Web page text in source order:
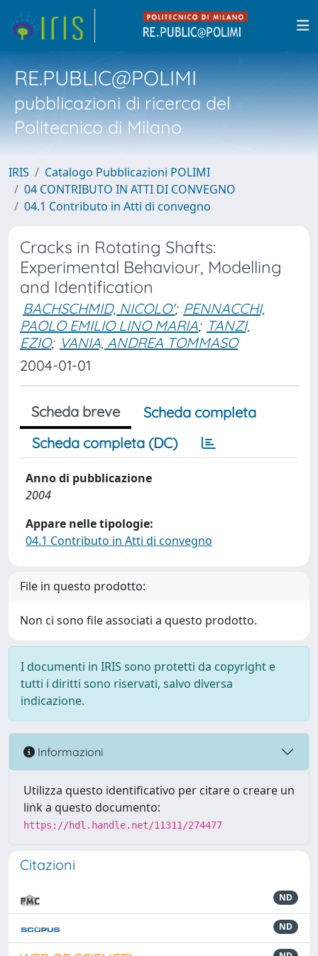
RE.PUBLIC@POLIMI
pubblicazioni di ricerca del
Politecnico di Milano
IRIS
Catalogo Pubblicazioni POLIMI
04 CONTRIBUTO IN ATTI DI CONVEGNO
04.1 Contributo in Atti di convegno
Cracks in Rotating Shafts:
Experimental Behaviour, Modelling
and Identification
BACHSCHMID, NICOLO'; PENNACCHI,
PAOLO EMILIO LINO MARIA; TANZI,
EZIO; VANIA, ANDREA TOMMASO
2004-01-01
Scheda breve
Scheda completa
Scheda completa (DC)
Anno di pubblicazione
2004
Appare nelle tipologie:
04.1 Contributo in Atti di convegno
File in questo prodotto:
Non ci sono file associati a questo prodotto.
I documenti in IRIS sono protetti da copyright e
tutti i diritti sono riservati, salvo diversa
indicazione.
Informazioni
Utilizza questo identificativo per citare o creare un
link a questo documento:
https://hdl.handle.net/11311/274477
Citazioni
ND
ND